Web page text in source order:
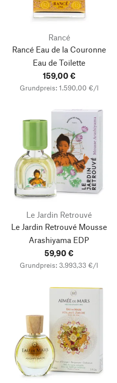
Rancé
Rancé Eau de la Couronne
Eau de Toilette
159,00 €
Grundpreis: 1.590,00 €/l
Le Jardin Retrouvé
Le Jardin Retrouvé Mousse
Arashiyama EDP
59,90 €
Grundpreis: 3.993,33 €/l